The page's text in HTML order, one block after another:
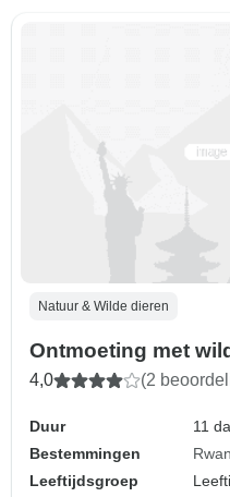
Natuur & Wilde dieren
Ontmoeting met
4,0 (2
Duur
11
Bestemmingen
Leeftijdsgroep